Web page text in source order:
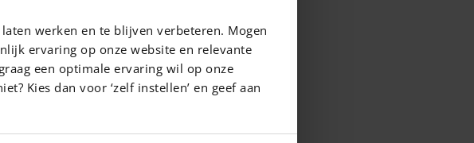
werken en te blijven verbeteren. Mogen
ervaring op onze website en relevante
een optimale ervaring wil op onze
Kies dan voor ‘zelf instellen’ en geef aan